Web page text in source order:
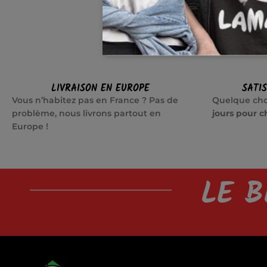
LIVRAISON EN EUROPE
Vous n’habitez pas en France ? Pas de
problème, nous livrons partout en
Europe !
Quelque
jours pour
LE